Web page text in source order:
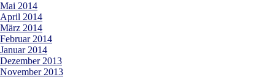
Mai 2014
April 2014
März 2014
Februar 2014
Januar 2014
Dezember 2013
November 2013